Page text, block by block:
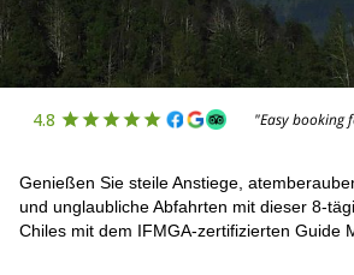
4.8 "Easy booking
Genießen Sie steile Anstiege,
und unglaubliche Abfahrten mit dieser 8-
Chiles mit dem IFMGA-zertifizierten Guide